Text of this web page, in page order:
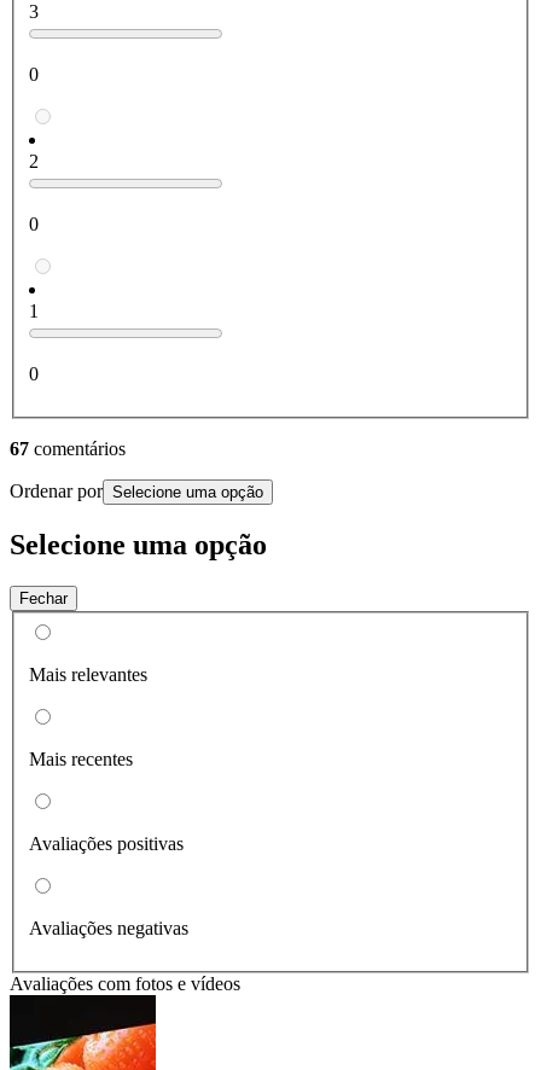
3
0
2
0
1
0
67 comentários
Ordenar por Selecione uma opção
Selecione uma opção
Fechar
Mais relevantes
Mais recentes
Avaliações positivas
Avaliações negativas
Avaliações com fotos e vídeos